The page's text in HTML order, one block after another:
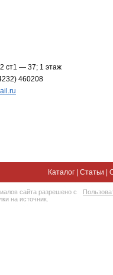
ст1 — 37; 1 этаж
460208
Каталог Статьи
сайта разрешено с
на источник.